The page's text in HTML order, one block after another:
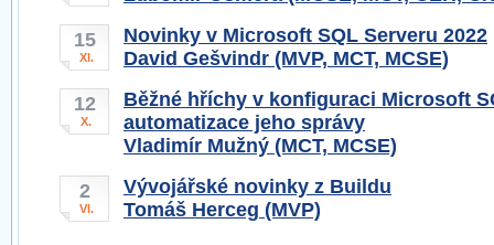
15
XI.
Novinky v Microsoft SQL Serveru 2022
David Gešvindr (MVP, MCT, MCSE)
12
X.
Běžné hříchy v konfiguraci Microsoft
automatizace jeho správy
Vladimír Mužný (MCT, MCSE)
2
VI.
Vývojářské novinky z Buildu
Tomáš Herceg (MVP)